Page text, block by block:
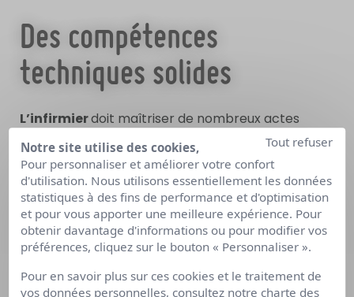
Des compétences
techniques solides
L’infirmierdoit maîtriser de nombreux actes
injections, perfusions, pansements,
pose de sondes, surveillance des constantes,
préparation et distribution des
médicaments… Il intervient aussi dans des soins
d’urgence, le suivi post-opératoire ou encore la
prise en charge de la douleur. Ces compétences
sont acquises en formation, mais demandent
également unegrande rigueur, uneattention
permanente aux protocoleset une capacité
Notre site utilise des cookies,
Pour personnaliser et améliorer votre confort
d'utilisation. Nous utilisons essentiellement les données
statistiques à des fins de performance et d'optimisation
et pour vous apporter une meilleure expérience. Pour
obtenir davantage d'informations ou pour modifier vos
préférences, cliquez sur le bouton « Personnaliser ».
Pour en savoir plus sur ces cookies et le traitement de
vos données personnelles, consultez notre charte des
Tout refuser